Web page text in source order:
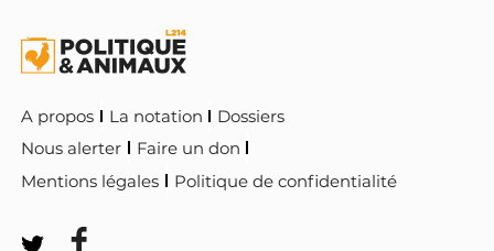
A propos La notation
Dossiers
Nous alerter
Faire un don
Mentions légales
Politique de confidentialité